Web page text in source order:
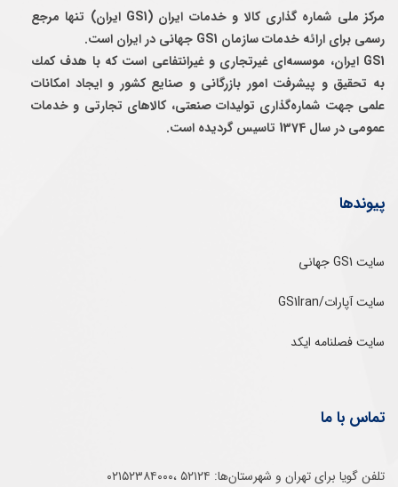
مرکز ملی شماره گذاری کالا و خدمات ایران (GS1 ایران) تنها مرجع
رسمی برای ارائه خدمات سازمان GS1 جهانی در ایران است.
GS1 ایران، موسسه‌ای غيرتجاری و غيرانتفاعی است كه با هدف كمك
به تحقيق و پيشرفت امور بازرگانی و صنايع كشور و ايجاد امكانات
علمی جهت شماره‌گذاری توليدات صنعتی، كالاهای تجارتی و خدمات
عمومی در سال 1374 تاسيس گرديده است.
پیوندها
سایت GS1 جهانی
سایت آپارات/GS1Iran
سایت فصلنامه ایکد
تماس با ما
تلفن‌ گویا برای‌ تهران‌‌ و‌ شهرستان‌ها:‌ ۵۲۱۲۴ ،۰۲۱۵۲۳۸۴۰۰۰